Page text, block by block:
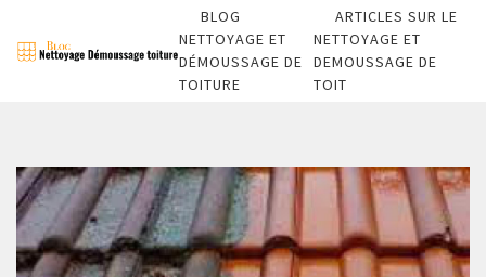
BLOG
NETTOYAGE ET
DÉMOUSSAGE DE
TOITURE
ARTICLES SUR LE
NETTOYAGE ET
DEMOUSSAGE DE
TOIT